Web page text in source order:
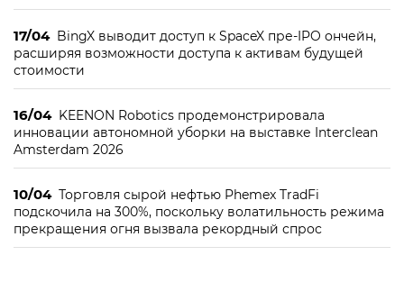
17/04 BingX выводит доступ к SpaceX пре-IPO ончейн,
расширяя возможности доступа к активам будущей
стоимости
16/04 KEENON Robotics продемонстрировала
инновации автономной уборки на выставке Interclean
Amsterdam 2026
10/04 Торговля сырой нефтью Phemex TradFi
подскочила на 300%, поскольку волатильность режима
прекращения огня вызвала рекордный спрос